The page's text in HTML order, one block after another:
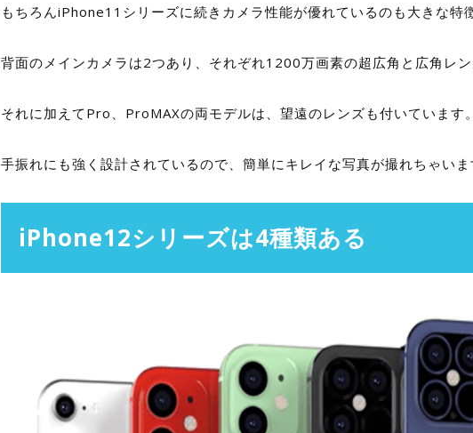
もちろんiPhone11シリーズに続きカメラ性能が優れているのも大きな特
背面のメインカメラは2つあり、それぞれ1200万画素の超広角と広角レン
それに加えてPro、ProMAXの両モデルは、望遠のレンズも付いています。
手振れにも強く設計されているので、簡単にキレイな写真が撮れちゃいま
iPhone12シリーズは4種類ある